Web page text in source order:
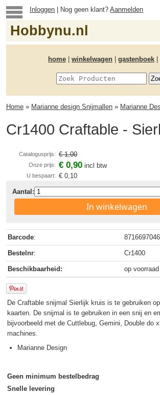
Inloggen | Nog geen klant?Aanmelden
Hobbynu.nl
home winkelwagen gastenboek
Home » Marianne design Snijmallen » Marianne
Cr1400 Craftable -
Catalogusprijs: € 1,00
Onze prijs: € 0,90 incl btw
U bespaart: € 0,10
Aantal:
In winkelwagen
Barcode:
Bestelnr: Cr1400
Beschikbaarheid: op voorraad
De Craftable snijmal Sierlijk kruis is te gebruiken
kaarten. De snijmal is te gebruiken in een snij en
bijvoorbeeld met de Cuttlebug, Gemini, Double do
machines.
Marianne Design
Geen minimum bestelbedrag
Snelle levering